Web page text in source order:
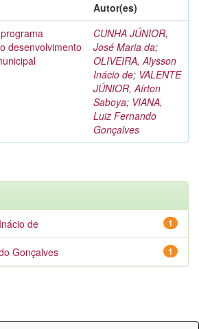
Autor(es)
desenvolvimento
CUNHA JÚNIOR,
José Maria da;
OLIVEIRA, Alysson
Inácio de; VALENTE
JÚNIOR, Aírton
Saboya; VIANA,
Luiz Fernando
Gonçalves
1
de
1
Gonçalves